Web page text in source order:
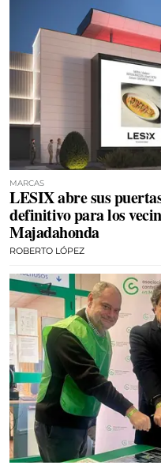
MARCAS
LESIX abre sus
definitivo para los
Majadahonda
ROBERTO LÓPEZ